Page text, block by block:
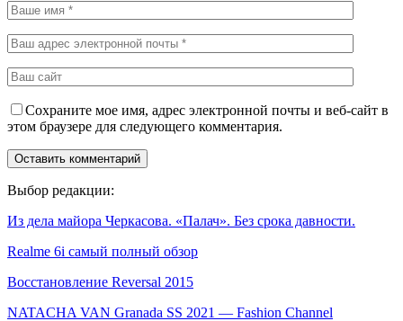
Сохраните мое имя, адрес электронной почты и веб-сайт в
этом браузере для следующего комментария.
Выбор редакции:
Из дела майора Черкасова. «Палач». Без срока давности.
Realme 6i самый полный обзор
Восстановление Reversal 2015
NATACHA VAN Granada SS 2021 — Fashion Channel